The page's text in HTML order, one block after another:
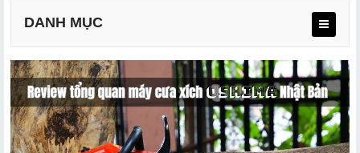
DANH MỤC
1.1 Điểm mạnh
1.2 Hạn chế